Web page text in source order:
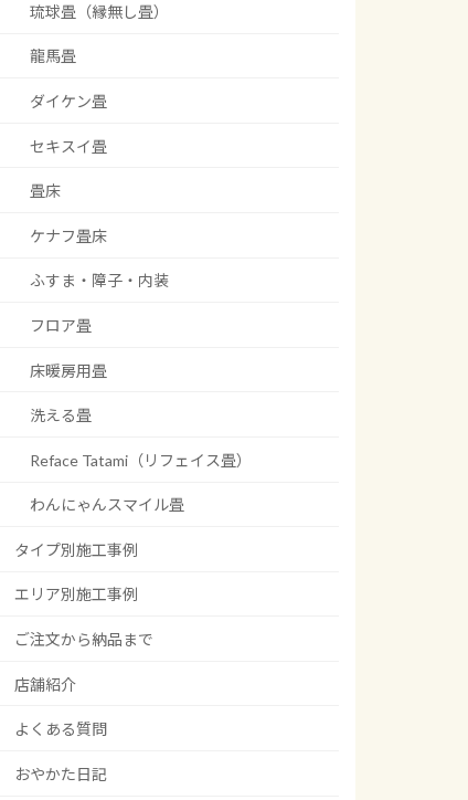
琉球畳（縁無し畳）
龍馬畳
ダイケン畳
セキスイ畳
畳床
ケナフ畳床
ふすま・障子・内装
フロア畳
床暖房用畳
洗える畳
Reface Tatami（リフェイス畳）
わんにゃんスマイル畳
タイプ別施工事例
エリア別施工事例
ご注文から納品まで
店舗紹介
よくある質問
おやかた日記